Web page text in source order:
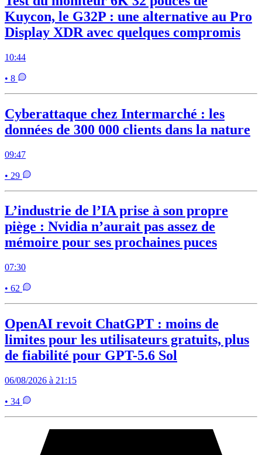
Kuycon, le G32P : une alternative au Pro
Display XDR avec quelques compromis
10:44
• 8
Cyberattaque chez Intermarché : les
données de 300 000 clients dans la nature
09:47
• 29
L’industrie de l’IA prise à son propre
piège : Nvidia n’aurait pas assez de
mémoire pour ses prochaines puces
07:30
• 62
OpenAI revoit ChatGPT : moins de
limites pour les utilisateurs gratuits, plus
de fiabilité pour GPT-5.6 Sol
06/08/2026 à 21:15
• 34